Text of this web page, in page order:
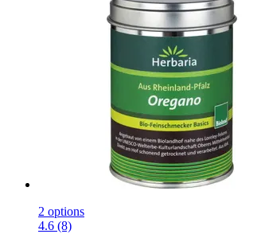
2 options
4.6 (8)